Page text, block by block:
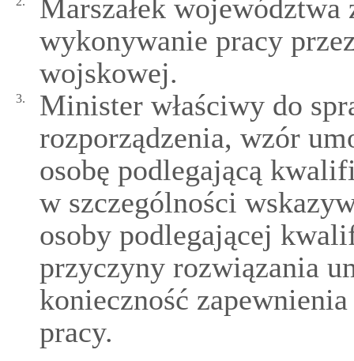
Marszałek
wykonywanie pracy
wojskowej.
3.
Minister właściwy do
rozporządzenia, wzór
osobę podlegającą
w szczególności
osoby podlegającej
przyczyny rozwiązania
konieczność
pracy.